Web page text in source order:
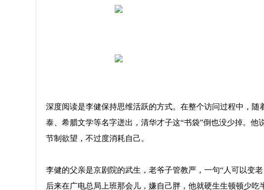
深度阅读是李健保持思维活跃的方式。在整个访问过程中，
泰、希腊文学等名字迸出，清华才子这“书袋”倒也没少掉。他
节制欲望，不过度消耗自己。
李健的父亲是京剧院的武生，老爷子管教严，一句“人可以变
后来在广电总局上班那会儿，嫌自己胖，他就硬生生顿顿少